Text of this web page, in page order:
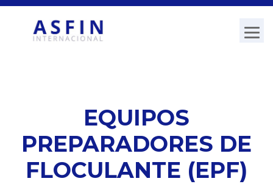
EQUIPOS
PREPARADORES DE
FLOCULANTE (EPF)